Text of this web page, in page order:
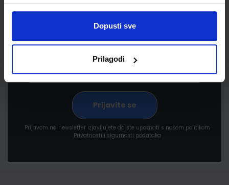
Dopusti sve
Prilagodi
proizvodima i uslugama, akcijama i drugim
pogodnostima
Prijavom na newsletter izjavljujete da ste upoznati s našom politikom
Privatnosti i sigurnosti podataka